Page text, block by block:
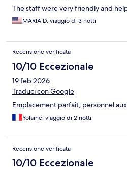
The staff were very friendly and
MARIA D, viaggio di 3 notti
Recensione verificata
10/10 Eccezionale
19 feb 2026
Traduci con Google
Emplacement parfait, personnel
Yolaine, viaggio di 2 notti
Recensione verificata
10/10 Eccezionale